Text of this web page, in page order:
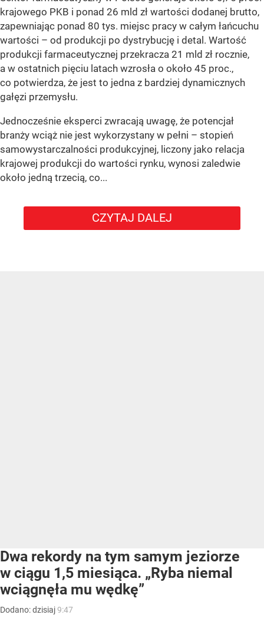
krajowego PKB i ponad 26 mld zł wartości dodanej brutto,
zapewniając ponad 80 tys. miejsc pracy w całym łańcuchu
wartości – od produkcji po dystrybucję i detal. Wartość
produkcji farmaceutycznej przekracza 21 mld zł rocznie,
a w ostatnich pięciu latach wzrosła o około 45 proc.,
co potwierdza, że jest to jedna z bardziej dynamicznych
gałęzi przemysłu.
Jednocześnie eksperci zwracają uwagę, że potencjał
branży wciąż nie jest wykorzystany w pełni – stopień
samowystarczalności produkcyjnej, liczony jako relacja
krajowej produkcji do wartości rynku, wynosi zaledwie
około jedną trzecią, co...
CZYTAJ DALEJ
Dwa rekordy na tym samym jeziorze
w ciągu 1,5 miesiąca. „Ryba niemal
wciągnęła mu wędkę”
Dodano:dzisiaj9:47